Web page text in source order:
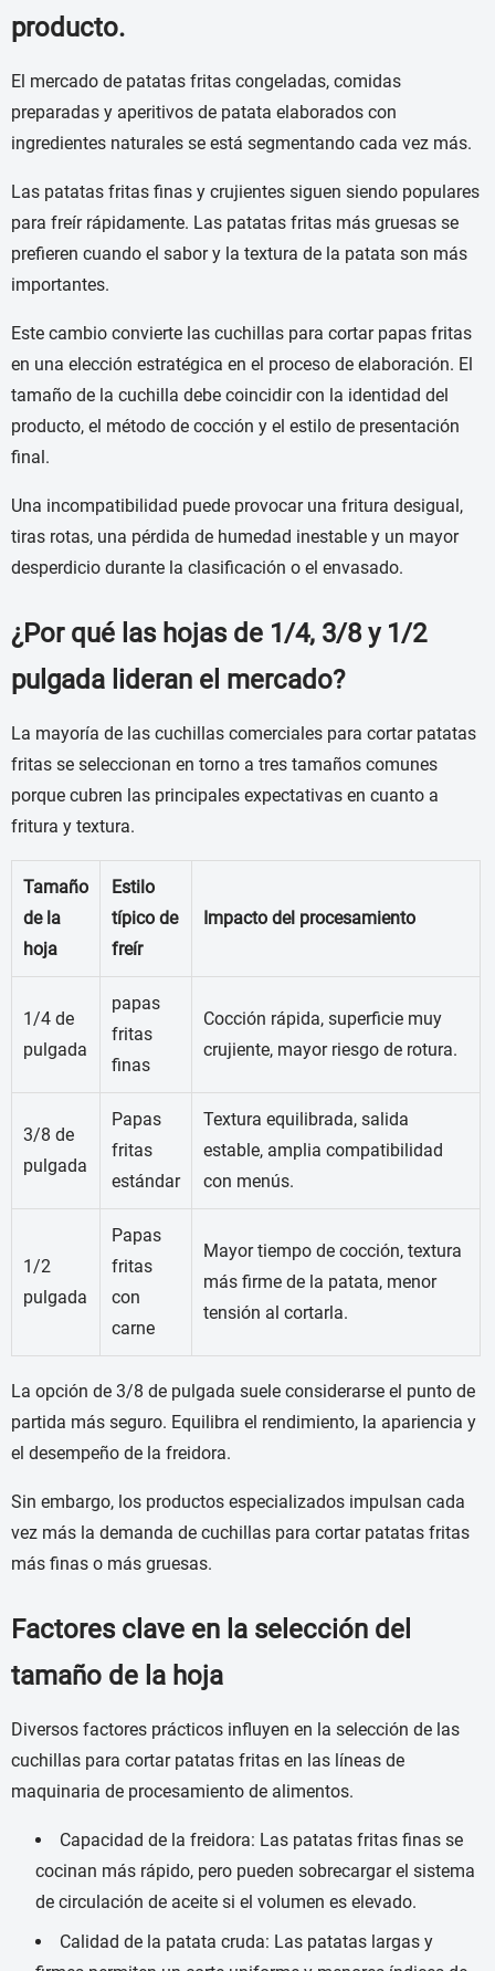
producto.
El mercado de patatas fritas congeladas, comidas
preparadas y aperitivos de patata elaborados con
ingredientes naturales se está segmentando cada vez más.
Las patatas fritas finas y crujientes siguen siendo populares
para freír rápidamente. Las patatas fritas más gruesas se
prefieren cuando el sabor y la textura de la patata son más
importantes.
Este cambio convierte las cuchillas para cortar papas fritas
en una elección estratégica en el proceso de elaboración. El
tamaño de la cuchilla debe coincidir con la identidad del
producto, el método de cocción y el estilo de presentación
final.
Una incompatibilidad puede provocar una fritura desigual,
tiras rotas, una pérdida de humedad inestable y un mayor
desperdicio durante la clasificación o el envasado.
¿Por qué las hojas de 1/4, 3/8 y 1/2
pulgada lideran el mercado?
La mayoría de las cuchillas comerciales para cortar patatas
fritas se seleccionan en torno a tres tamaños comunes
porque cubren las principales expectativas en cuanto a
fritura y textura.
Tamaño
de la
hoja
Estilo
típico de
freír
Impacto del procesamiento
1/4 de
pulgada
papas
fritas
finas
Cocción rápida, superficie muy
crujiente, mayor riesgo de rotura.
3/8 de
pulgada
Papas
fritas
estándar
Textura equilibrada, salida
estable, amplia compatibilidad
con menús.
1/2
pulgada
Papas
fritas
con
carne
Mayor tiempo de cocción, textura
más firme de la patata, menor
tensión al cortarla.
La opción de 3/8 de pulgada suele considerarse el punto de
partida más seguro. Equilibra el rendimiento, la apariencia y
el desempeño de la freidora.
Sin embargo, los productos especializados impulsan cada
vez más la demanda de cuchillas para cortar patatas fritas
más finas o más gruesas.
Factores clave en la selección del
tamaño de la hoja
Diversos factores prácticos influyen en la selección de las
cuchillas para cortar patatas fritas en las líneas de
maquinaria de procesamiento de alimentos.
Capacidad de la freidora: Las patatas fritas finas se
cocinan más rápido, pero pueden sobrecargar el sistema
de circulación de aceite si el volumen es elevado.
Calidad de la patata cruda: Las patatas largas y